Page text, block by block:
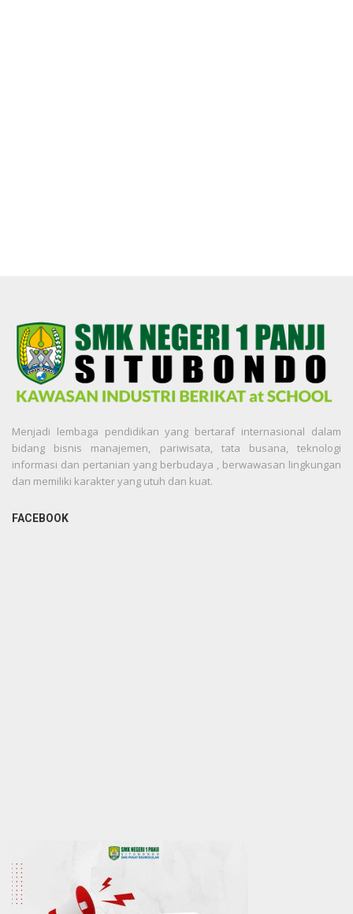
Menjadi lembaga pendidikan yang bertaraf internasional dalam
bidang bisnis manajemen, pariwisata, tata busana, teknologi
informasi dan pertanian yang berbudaya , berwawasan lingkungan
dan memiliki karakter yang utuh dan kuat.
FACEBOOK